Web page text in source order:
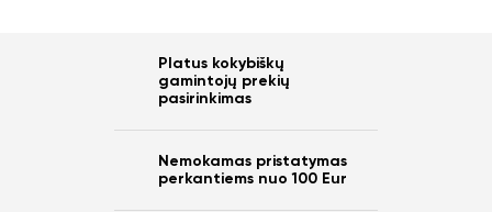
Platus kokybiškų
gamintojų prekių
pasirinkimas
Nemokamas pristatymas
perkantiems nuo 100 Eur